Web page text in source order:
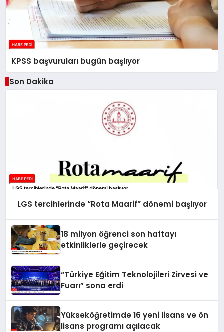
KPSS başvuruları bugün başlıyor
Son Dakika
LGS tercihlerinde “Rota Maarif” dönemi başlıyor
18 milyon öğrenci son haftayı
etkinliklerle geçirecek
“Türkiye Eğitim Teknolojileri Zirvesi ve
Fuarı” sona erdi
Yükseköğretimde 16 yeni lisans ve ön
lisans programı açılacak